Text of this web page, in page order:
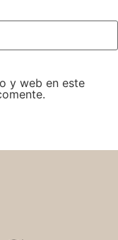
y web en este